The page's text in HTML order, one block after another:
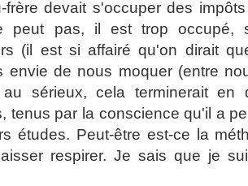
frère devait s'occuper des
peut pas, il est trop occupé,
(il est si affairé qu'on dirait
envie de nous moquer (entre
sérieux, cela terminerait en
tenus par la conscience qu'il a
études. Peut-être est-ce la
respirer. Je sais que je